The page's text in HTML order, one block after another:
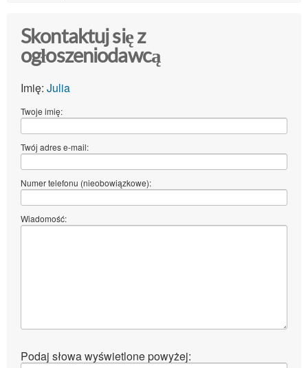
Skontaktuj się z
ogłoszeniodawcą
Imię: Julia
Twoje imię:
Twój adres e-mail:
Numer telefonu (nieobowiązkowe):
Wiadomość:
Podaj słowa wyświetlone powyżej: